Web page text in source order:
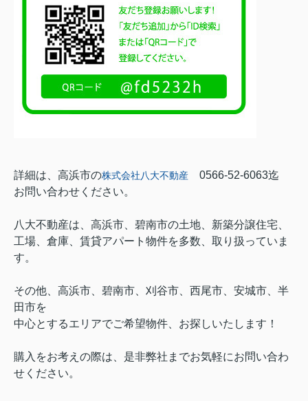
詳細は、高浜市の株式会社八大不動産 0566-52-6063迄
お問い合わせください。
八大不動産は、高浜市、碧南市の土地、新築分譲住宅、
工場、倉庫、賃貸アパート物件を多数、取り扱っていま
す。
その他、高浜市、碧南市、刈谷市、西尾市、安城市、半
田市を
中心とするエリアでご希望物件、お探しいたします！
購入をお考えの際は、是非弊社までお気軽にお問い合わ
せください。